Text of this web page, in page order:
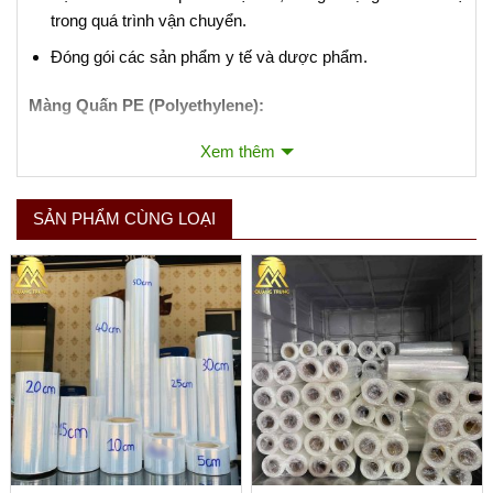
trong quá trình vận chuyển.
Đóng gói các sản phẩm y tế và dược phẩm.
Màng Quấn PE (Polyethylene):
Màng quấn PE là loại màng nhựa được sử dụng để quấn
xung quanh các pallet hàng hóa hoặc các sản phẩm để giữ
chúng cố định và bảo vệ trong quá trình vận chuyển và lưu
trữ. Màng PE có độ đàn hồi cao và có thể giãn ra để quấn
chặt xung quanh các đối tượng.
Đặc Tính của Màng Quấn PE:
Độ Đàn Hồi:
Màng PE có khả năng giãn và quấn chặt
xung quanh sản phẩm.
Bảo Vệ:Bảo vệ hàng hóa khỏi bụi bẩn, nước và hư hại
trong quá trình vận chuyển.
Tái Chế:Màng PE thường có thể tái chế, phù hợp với
Xem thêm
SẢN PHẨM CÙNG LOẠI